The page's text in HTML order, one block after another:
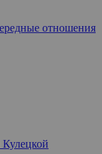
отношения